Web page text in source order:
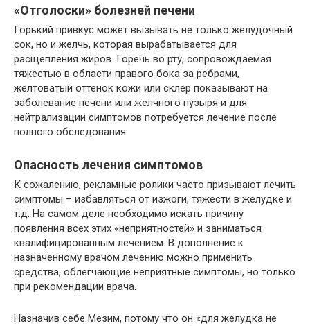
«Отголоски» болезней печени
Горький привкус может вызывать не только желудочный
сок, но и желчь, которая вырабатывается для
расщепления жиров. Горечь во рту, сопровождаемая
тяжестью в области правого бока за ребрами,
желтоватый оттенок кожи или склер показывают на
заболевание печени или желчного пузыря и для
нейтрализации симптомов потребуется лечение после
полного обследования.
Опасность лечения симптомов
К сожалению, рекламные ролики часто призывают лечить
симптомы – избавляться от изжоги, тяжести в желудке и
т.д. На самом деле необходимо искать причину
появления всех этих «неприятностей» и заниматься
квалифицированным лечением. В дополнение к
назначенному врачом лечению можно применить
средства, облегчающие неприятные симптомы, но только
при рекомендации врача.
Назначив себе Мезим, потому что он «для желудка не